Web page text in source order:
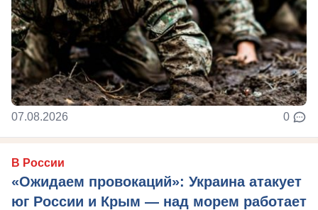
07.08.2026 0
В России
«Ожидаем провокаций»: Украина атакует
юг России и Крым — над морем работает